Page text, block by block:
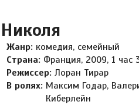
Жанр: комедия, семейный
Страна: Франция, 2009, 1 час
Режиссер: Лоран Тирар
В ролях: Максим Годар,
Киберлейн